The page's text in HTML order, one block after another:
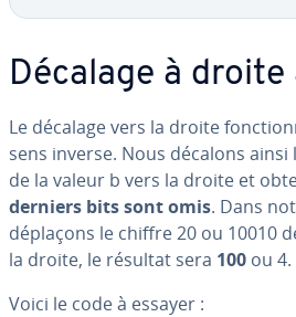
Décalage à droite
Le décalage vers la droite
sens inverse. Nous décalons ainsi
de la valeur b vers la droite et
derniers bits sont omis. Dans
déplaçons le chiffre 20 ou 10010
la droite, le résultat sera 100 ou 4.
Voici le code à essayer :